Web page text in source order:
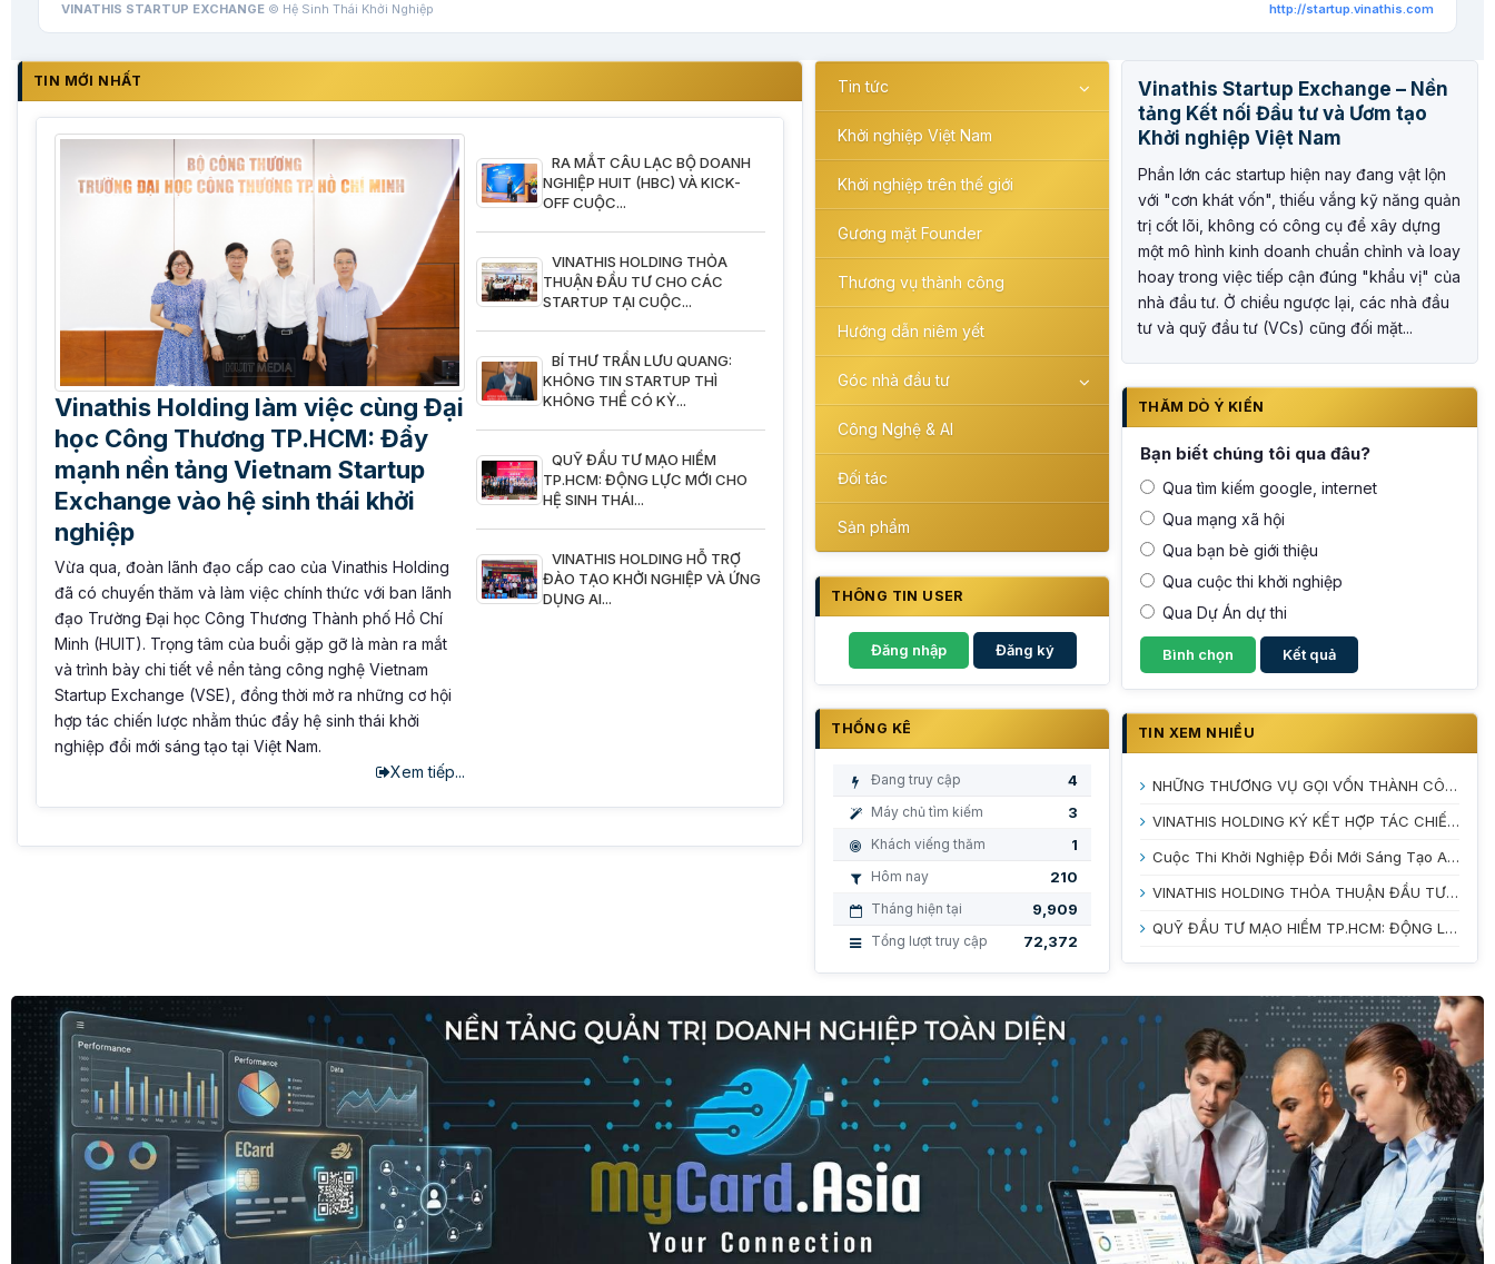
VINATHIS STARTUP EXCHANGE © Hệ Sinh Thái Khởi Nghiệp http://startup.vinathis.com
TIN MỚI NHẤT
Vinathis Holding làm việc cùng Đại
học Công Thương TP.HCM: Đẩy
mạnh nền tảng Vietnam Startup
Exchange vào hệ sinh thái khởi
nghiệp
Vừa qua, đoàn lãnh đạo cấp cao của Vinathis Holding
đã có chuyến thăm và làm việc chính thức với ban lãnh
đạo Trường Đại học Công Thương Thành phố Hồ Chí
Minh (HUIT). Trọng tâm của buổi gặp gỡ là màn ra mắt
và trình bày chi tiết về nền tảng công nghệ Vietnam
Startup Exchange (VSE), đồng thời mở ra những cơ hội
hợp tác chiến lược nhằm thúc đẩy hệ sinh thái khởi
nghiệp đổi mới sáng tạo tại Việt Nam.
Xem tiếp...
RA MẮT CÂU LẠC BỘ DOANH
NGHIỆP HUIT (HBC) VÀ KICK-
OFF CUỘC...
VINATHIS HOLDING THỎA
THUẬN ĐẦU TƯ CHO CÁC
STARTUP TẠI CUỘC...
BÍ THƯ TRẦN LƯU QUANG:
KHÔNG TIN STARTUP THÌ
KHÔNG THỂ CÓ KỲ...
QUỸ ĐẦU TƯ MẠO HIỂM
TP.HCM: ĐỘNG LỰC MỚI CHO
HỆ SINH THÁI...
VINATHIS HOLDING HỖ TRỢ
ĐÀO TẠO KHỞI NGHIỆP VÀ ỨNG
DỤNG AI...
Vinathis Startup Exchange – Nền
tảng Kết nối Đầu tư và Ươm tạo
Khởi nghiệp Việt Nam
Phần lớn các startup hiện nay đang vật lộn
với "cơn khát vốn", thiếu vắng kỹ năng quản
trị cốt lõi, không có công cụ để xây dựng
một mô hình kinh doanh chuẩn chỉnh và loay
hoay trong việc tiếp cận đúng "khẩu vị" của
nhà đầu tư. Ở chiều ngược lại, các nhà đầu
tư và quỹ đầu tư (VCs) cũng đối mặt...
THĂM DÒ Ý KIẾN
Bạn biết chúng tôi qua đâu?
Qua tìm kiếm google, internet
Qua mạng xã hội
Qua bạn bè giới thiệu
Qua cuộc thi khởi nghiệp
Qua Dự Án dự thi
TIN XEM NHIỀU
NHỮNG THƯƠNG VỤ GỌI VỐN THÀNH CÔNG NỔI BẬT CỦA STARTUP VIỆT NAM NĂM 2025
VINATHIS HOLDING KÝ KẾT HỢP TÁC CHIẾN LƯỢC CÙNG ĐẠI HỌC TRÀ VINH VÀ VƯỜN ƯƠM DOANH NGHIỆP TỈNH VĨNH LONG
Cuộc Thi Khởi Nghiệp Đổi Mới Sáng Tạo Agritech Innovation 2026: Đánh Thức Tiềm Năng Nông Nghiệp Xanh
VINATHIS HOLDING THỎA THUẬN ĐẦU TƯ CHO CÁC STARTUP TẠI CUỘC THI INNOBE 2026
QUỸ ĐẦU TƯ MẠO HIỂM TP.HCM: ĐỘNG LỰC MỚI CHO HỆ SINH THÁI KHỞI NGHIỆP ĐỔI MỚI SÁNG TẠO
Tin tức
Khởi nghiệp Việt Nam
Khởi nghiệp trên thế giới
Gương mặt Founder
Thương vụ thành công
Hướng dẫn niêm yết
Góc nhà đầu tư
Công Nghệ & AI
Đối tác
Sản phẩm
THÔNG TIN USER
Đăng nhập Đăng ký
THỐNG KÊ
Đang truy cập 4
Máy chủ tìm kiếm 3
Khách viếng thăm 1
Hôm nay 210
Tháng hiện tại 9,909
Tổng lượt truy cập 72,372